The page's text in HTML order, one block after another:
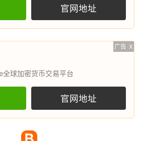
官网地址
广告 X
全球加密货币交易平台
官网地址